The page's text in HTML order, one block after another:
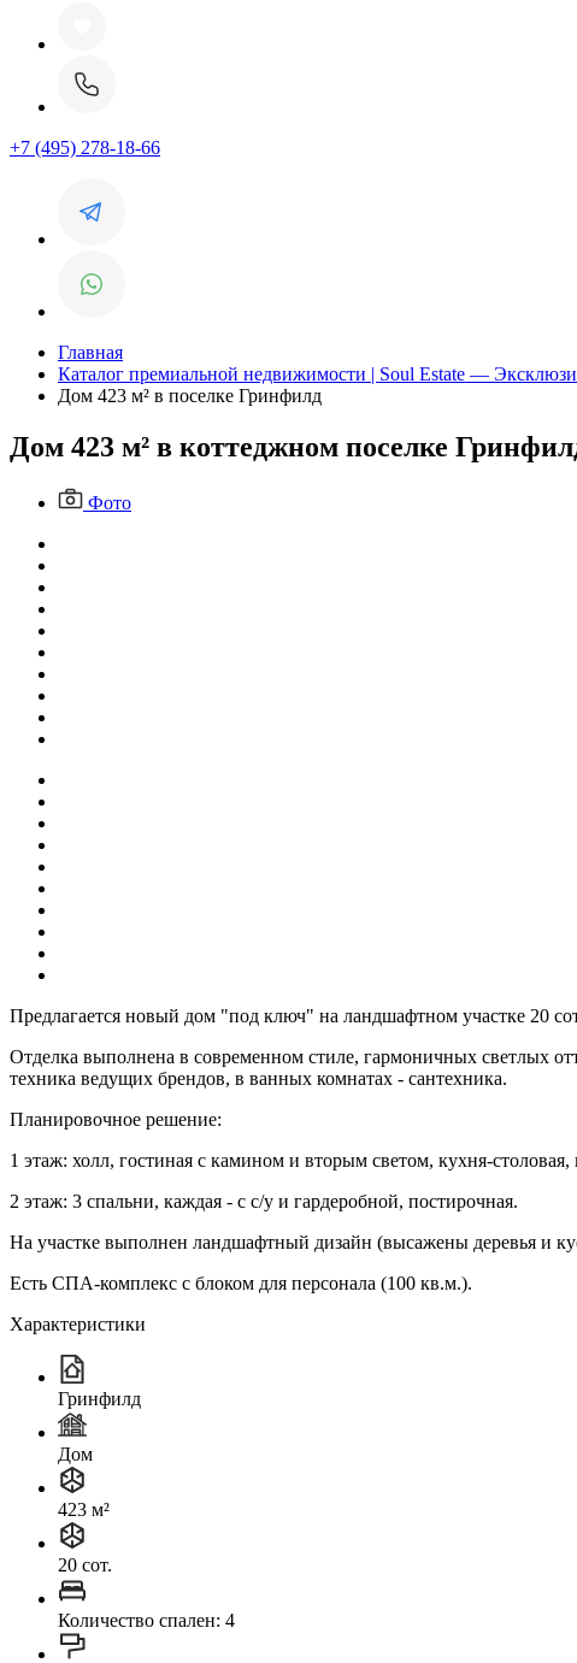
+7 (495) 278-18-66
Главная
Каталог премиальной недвижимости | Soul Estate —
Дом 423 м² в поселке Гринфилд
Дом 423 м² в коттеджном поселке
Фото
Предлагается новый дом "под ключ" на ландшафтном участке 20
Отделка выполнена в современном стиле, гармоничных светлых
техника ведущих брендов, в ванных комнатах - сантехника.
Планировочное решение:
1 этаж: холл, гостиная с камином и вторым светом, кухня-столовая,
2 этаж: 3 спальни, каждая - с с/у и гардеробной, постирочная.
На участке выполнен ландшафтный дизайн (высажены деревья и
Есть СПА-комплекс с блоком для персонала (100 кв.м.).
Характеристики
Гринфилд
Дом
423 м²
20 сот.
Количество спален: 4